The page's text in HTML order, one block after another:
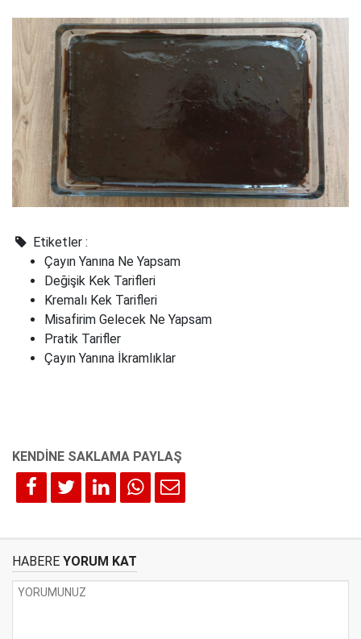
Etiketler :
Çayın Yanına Ne Yapsam
Değişik Kek Tarifleri
Kremalı Kek Tarifleri
Misafirim Gelecek Ne Yapsam
Pratik Tarifler
Çayın Yanına İkramlıklar
HABERE YORUM KAT